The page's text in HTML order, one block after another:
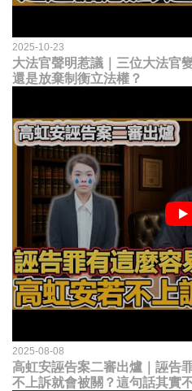
2025-10-23
大法官聲明惹議｜三位大法官
還是放棄制衡立法權？
2025-08-08
高虹安誣告案二審出爐｜誣告
不上訴就會被關？這句話其實